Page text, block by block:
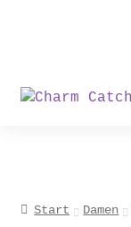
Zur
Zum
Start Damen